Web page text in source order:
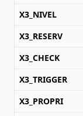
X3_NIVEL
X3_RESERV
X3_CHECK
X3_TRIGGER
X3_PROPRI